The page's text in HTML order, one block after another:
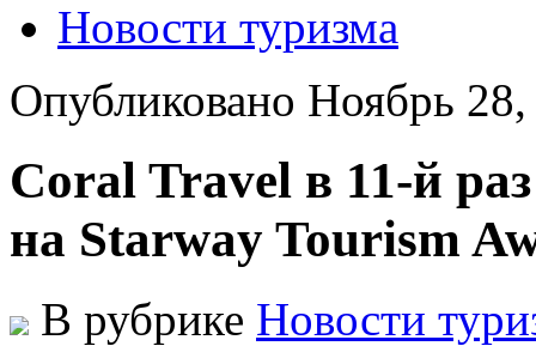
Новости туризма
Опубликовано Ноябрь
Coral Travel в 11-й
на Starway Tourism
В рубрике Новости